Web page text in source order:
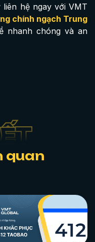
hệ ngay với VMT
chính ngạch Trung
nhanh chóng và an
quan